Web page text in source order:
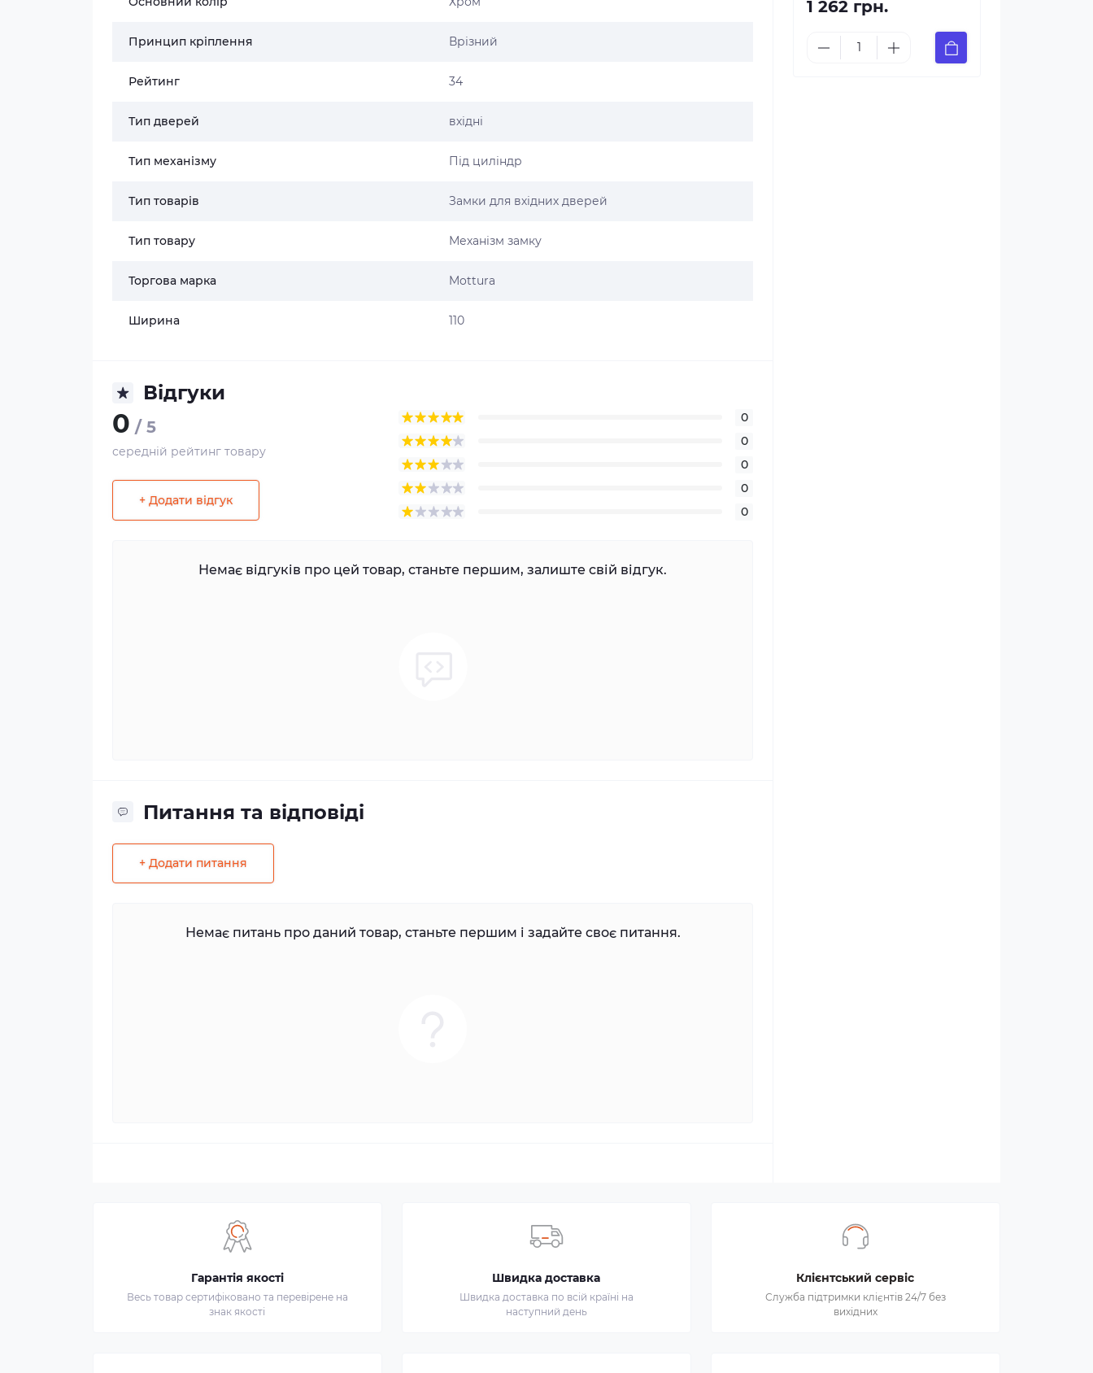
Принцип кріплення Врізний
Рейтинг 34
Тип дверей вхідні
Тип механізму Під циліндр
Тип товарів Замки для вхідних дверей
Тип товару Механізм замку
Торгова марка Mottura
Ширина 110
Відгуки
0 / 5
середній рейтинг товару
+ Додати відгук
0
0
0
0
0
Немає відгуків про цей товар, станьте першим, залиште свій відгук.
Питання та відповіді
+ Додати питання
Немає питань про даний товар, станьте першим і задайте своє питання.
1 262 грн.
Гарантія якості
Весь товар сертифіковано та перевірене на
знак якості
Швидка доставка
Швидка доставка по всій країні на
наступний день
Клієнтський сервіс
Служба підтримки клієнтів 24/7 без
вихідних